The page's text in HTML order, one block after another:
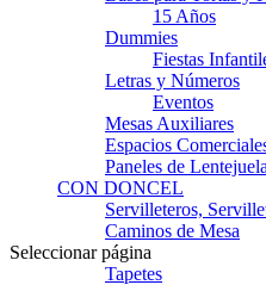
Dummies
Letras y Números
Mesas Auxiliares
Paneles de
Servilleteros,
Caminos de Mesa
Tapetes
15 Años
Fiestas
Eventos
Espacios
CON DONCEL
Seleccionar página